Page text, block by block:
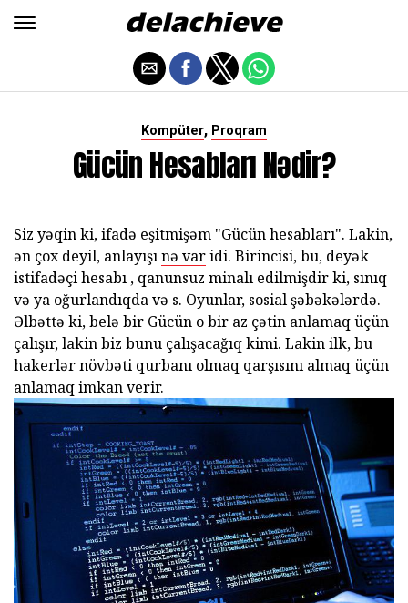
Kompüter, Proqram
Gücün Hesabları Nədir?
Siz yəqin ki, ifadə eşitmişəm "Gücün hesabları". Lakin,
ən çox deyil, anlayışınə varidi. Birincisi, bu, deyək
istifadəçi hesabı , qanunsuz minalı edilmişdir ki, sınıq
və ya oğurlandıqda və s. Oyunlar, sosial şəbəkələrdə.
Əlbəttə ki, belə bir Gücün o bir az çətin anlamaq üçün
çalışır, lakin biz bunu çalışacağıq kimi. Lakin ilk, bu
hakerlər növbəti qurbanı olmaq qarşısını almaq üçün
anlamaq imkan verir.